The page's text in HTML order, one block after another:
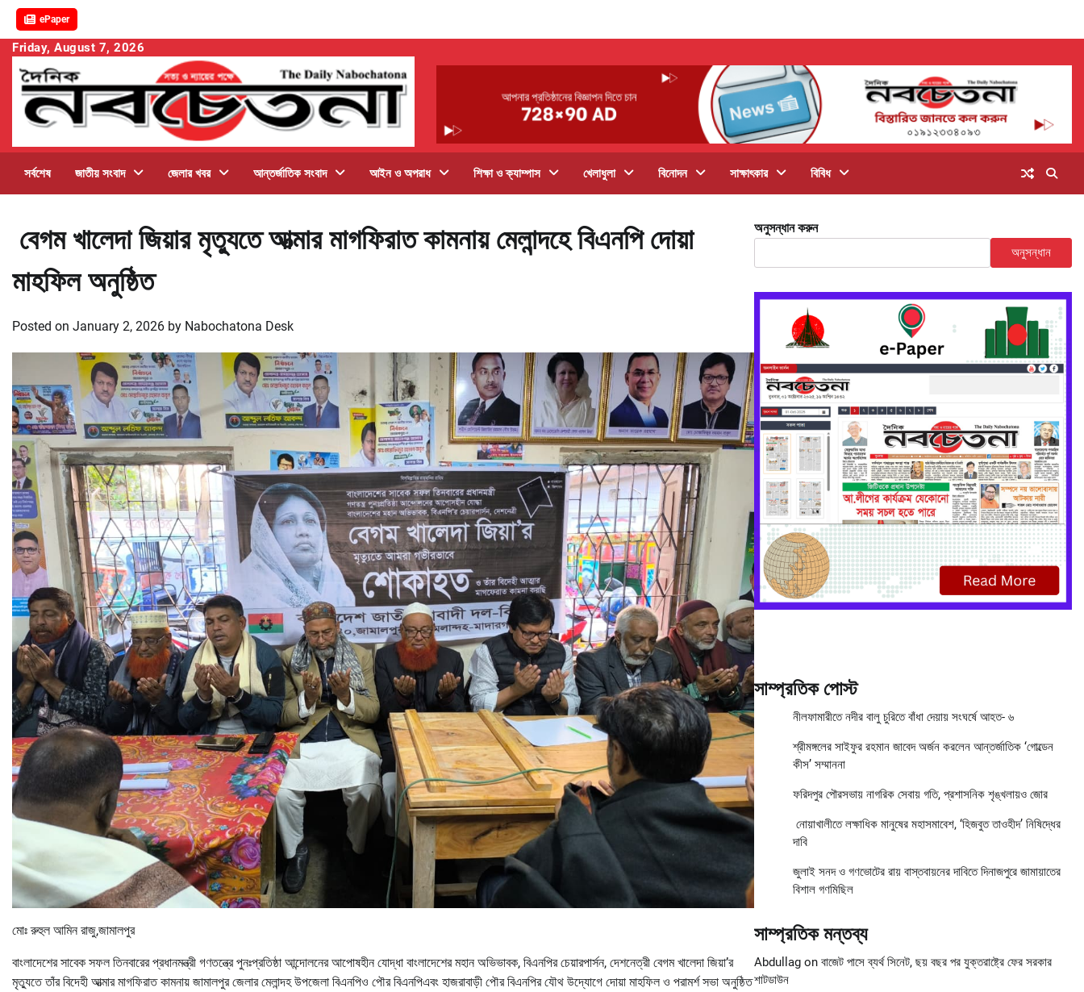
ePaper
Skip
content
Friday, August 7, 2026
সর্বশেষ জাতীয় সংবাদ জেলার খবর আন্তর্জাতিক সংবাদ আইন ও অপরাধ শিক্ষা ও ক্যাম্পাস খেলাধুলা বিনোদন সাক্ষাৎকার বিবিধ
বেগম খালেদা জিয়ার মৃত্যুতে আত্মার মাগফিরাত কামনায় মেলান্দহে বিএনপি দোয়া
মাহফিল অনুষ্ঠিত
Posted on January 2, 2026 by Nabochatona Desk
মোঃ রুহুল আমিন রাজু,জামালপুর
বাংলাদেশের সাবেক সফল তিনবারের প্রধানমন্ত্রী গণতন্ত্রে পুনঃপ্রতিষ্ঠা আন্দোলনের আপোষহীন যোদ্ধা বাংলাদেশের মহান অভিভাবক, বিএনপির চেয়ারপার্সন, দেশনেত্রী বেগম খালেদা জিয়া’র
মৃত্যুতে তাঁর বিদেহী আত্মার মাগফিরাত কামনায় জামালপুর জেলার মেলান্দহ উপজেলা বিএনপিও পৌর বিএনপিএবং হাজরাবাড়ী পৌর বিএনপির যৌথ উদ্যোগে দোয়া মাহফিল ও পরামর্শ সভা অনুষ্ঠিত
অনুসন্ধান করুন
অনুসন্ধান
সাম্প্রতিক পোস্ট
নীলফামারীতে নদীর বালু চুরিতে বাঁধা দেয়ায় সংঘর্ষে আহত- ৬
শ্রীমঙ্গলের সাইফুর রহমান জাবেদ অর্জন করলেন আন্তর্জাতিক ‘গোল্ডেন
কীস’ সম্মাননা
ফরিদপুর পৌরসভায় নাগরিক সেবায় গতি, প্রশাসনিক শৃঙ্খলায়ও জোর
নোয়াখালীতে লক্ষাধিক মানুষের মহাসমাবেশ, ‘হিজবুত তাওহীদ’ নিষিদ্ধের
দাবি
জুলাই সনদ ও গণভোটের রায় বাস্তবায়নের দাবিতে দিনাজপুরে জামায়াতের
বিশাল গণমিছিল
সাম্প্রতিক মন্তব্য
Abdullagon বাজেট পাসে ব্যর্থ সিনেট, ছয় বছর পর যুক্তরাষ্ট্রে ফের সরকার
শাটডাউন